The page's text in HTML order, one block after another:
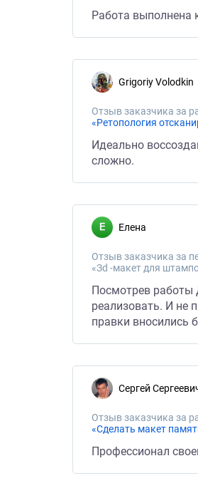
Работа выполнена
Grigoriy Volodkin
Отзыв заказчика за
«Ретопология
Идеально
сложно.
Елена
Отзыв заказчика за
«Зd -макет для
Посмотрев работы
реализовать. И не
правки вносились
Сергей
Отзыв заказчика за
«Сделать макет
Профессионал